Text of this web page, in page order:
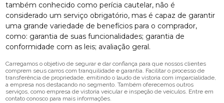
também conhecido como perícia cautelar, não é
considerado um serviço obrigatório, mas é capaz de garantir
uma grande variedade de benefícios para o comprador,
como: garantia de suas funcionalidades; garantia de
conformidade com as leis; avaliação geral.
Carregamos o objetivo de segurar e dar confiança para que nossos clientes
comprem seus carros com tranquilidade e garantia. Facilitar o processo de
transferência de propriedade, emitindo o laudo de vistoria com imparcialidade,
a empresa nos destacando no segmento. Também oferecemos outros
serviços, como empresa de vistoria veicular e inspeção de veículos. Entre em
contato conosco para mais informações.